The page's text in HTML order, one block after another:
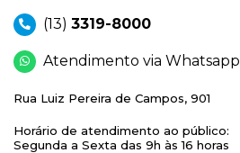
(13) 3319-8000
Atendimento via Whatsapp
Rua Luiz Pereira de Campos, 901
Horário de atendimento ao público:
Segunda a Sexta das 9h às 16 horas